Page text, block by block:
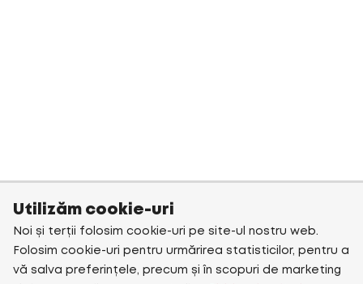
Utilizăm cookie-uri
Noi și terții folosim cookie-uri pe site-ul nostru web.
Folosim cookie-uri pentru urmărirea statisticilor, pentru a
vă salva preferințele, precum și în scopuri de marketing